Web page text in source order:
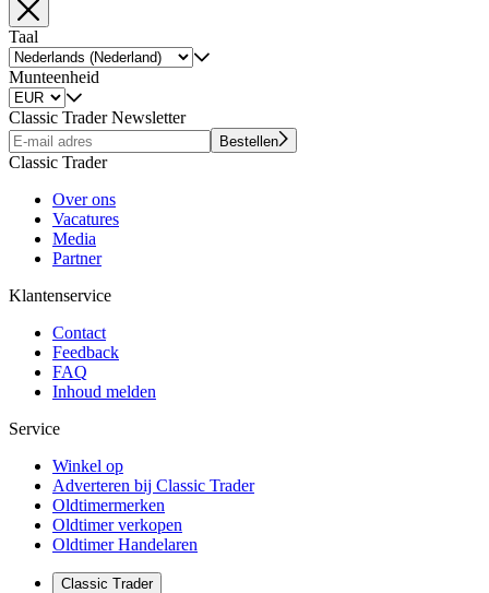
Taal
Munteenheid
Classic Trader Newsletter
Bestellen
Classic Trader
Over ons
Vacatures
Media
Partner
Klantenservice
Contact
Feedback
FAQ
Inhoud melden
Service
Winkel op
Adverteren bij Classic Trader
Oldtimermerken
Oldtimer verkopen
Oldtimer Handelaren
Classic Trader